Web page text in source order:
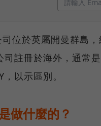
位於英屬開曼群島
司註冊於海外，通常
以示區別。
做什麼的？